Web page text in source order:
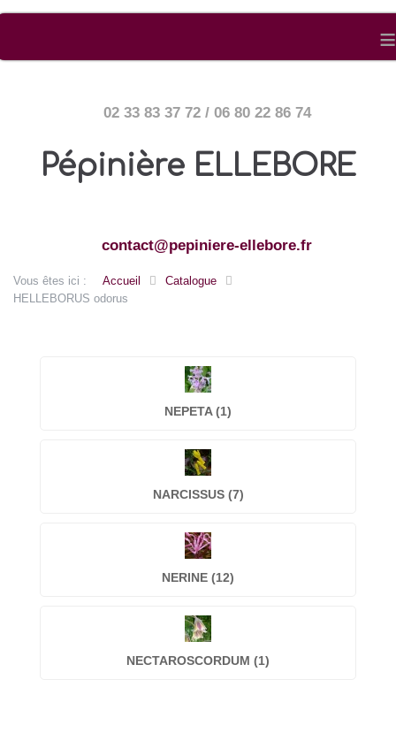
≡
02 33 83 37 72 / 06 80 22 86 74
Pépinière ELLEBORE
contact@pepiniere-ellebore.fr
Vous êtes ici : Accueil
Catalogue
HELLEBORUS odorus
NEPETA (1)
NARCISSUS (7)
NERINE (12)
NECTAROSCORDUM (1)